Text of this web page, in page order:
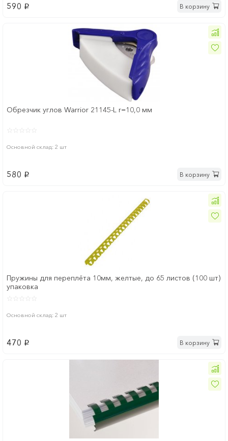
590 p В корзину
Обрезчик углов Warrior 21145-L r=10,0 мм
Основной склад: 2 шт
580 p В корзину
Пружины для переплёта 10мм, желтые, до 65 листов (100 шт)
упаковка
Основной склад: 2 шт
470 p В корзину